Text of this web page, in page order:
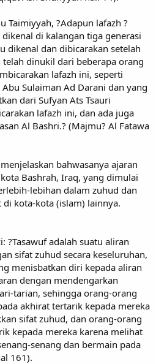
Taimiyyah, ?Adapun lafazh ?
di kalangan tiga generasi
dikenal dan dibicarakan setelah
dinukil dari beberapa orang
lafazh ini, seperti
Sulaiman Ad Darani dan yang
dari Sufyan Ats Tsauri
lafazh ini, dan ada juga
Al Bashri.? (Majmu? Al Fatawa
bahwasanya ajaran
Bashrah, Iraq, yang dimulai
lebihan dalam zuhud dan
kota-kota (islam) lainnya.
?Tasawuf adalah suatu aliran
sifat zuhud secara keseluruhan,
menisbatkan diri kepada aliran
dengan mendengarkan
tarian, sehingga orang-orang
akhirat tertarik kepada mereka
sifat zuhud, dan orang-orang
kepada mereka karena melihat
senang dan bermain pada
161).